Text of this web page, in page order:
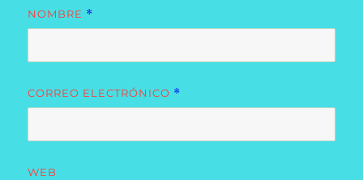
NOMBRE *
CORREO ELECTRÓNICO *
WEB